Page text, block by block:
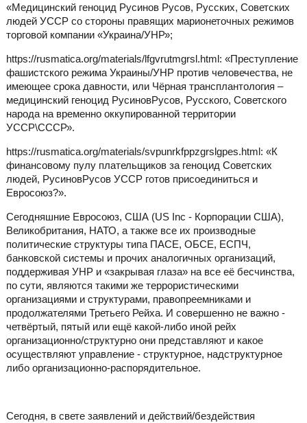
«Медицинский геноцид Русинов Русов, Русских, Советских
людей УССР со стороны правящих марионеточных режимов
торговой компании «Украина/УНР»;
https://rusmatica.org/materials/lfgvrutmgrsl.html: «Преступление
фашистского режима Украины/УНР против человечества, не
имеющее срока давности, или Чёрная трансплантология –
медицинский геноцид РусиновРусов, Русского, Советского
народа на временно оккупированной территории
УССР\СССР».
https://rusmatica.org/materials/svpunrkfppzgrslgpes.html: «К
финансовому пулу плательщиков за геноцид Советских
людей, РусиновРусов УССР готов присоединиться и
Евросоюз?».
Сегодняшние Евросоюз, США (US Inc - Корпорации США),
Великобритания, НАТО, а также все их производные
политические структуры типа ПАСЕ, ОБСЕ, ЕСПЧ,
банковской системы и прочих аналогичных организаций,
поддерживая УНР и «закрывая глаза» на все её бесчинства,
по сути, являются такими же террористическими
организациями и структурами, правопреемниками и
продолжателями Третьего Рейха. И совершенно не важно -
четвёртый, пятый или ещё какой-либо иной рейх
организационно/структурно они представляют и какое
осуществляют управление - структурное, надструктурное
либо организационно-распорядительное.
Сегодня, в свете заявлений и действий/бездействия